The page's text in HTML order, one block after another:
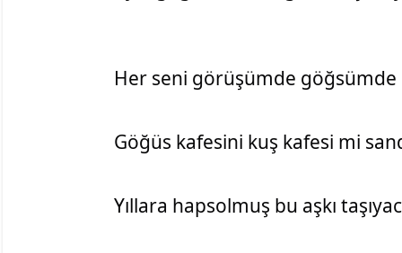
Her seni görüşümde göğsümde
Göğüs kafesini kuş kafesi mi
Yıllara hapsolmuş bu aşkı